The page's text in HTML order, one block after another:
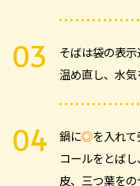
そばは袋の表
温め直し、水気
鍋に◎を入れ
コールをとばし、
皮、三つ葉をの